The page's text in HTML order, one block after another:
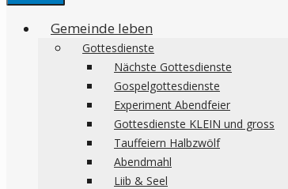
Gemeinde leben
Gottesdienste
Nächste Gottesdienste
Gospelgottesdienste
Experiment Abendfeier
Gottesdienste KLEIN und gross
Tauffeiern Halbzwölf
Abendmahl
Liib & Seel